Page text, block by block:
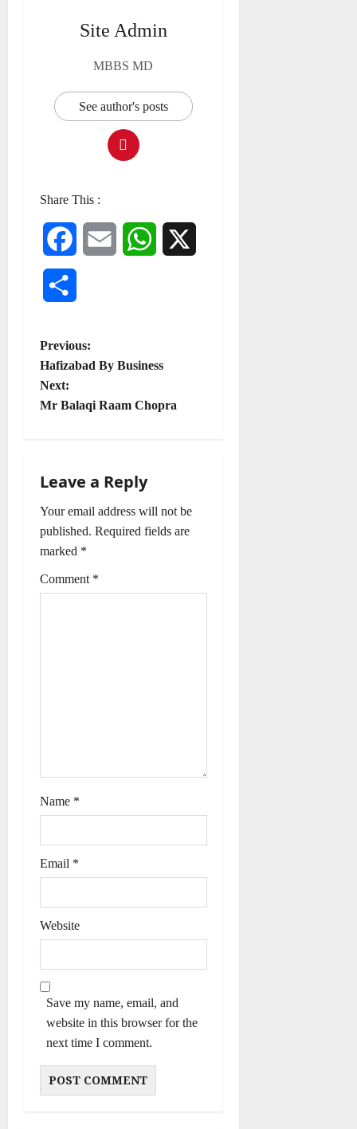
Site Admin
MBBS MD
See author's posts
Share This :
Facebook Email WhatsApp
P
o
s
n
a
v
i
n
Previous:
Hafizabad By Business
Next:
Mr Balaqi Raam Chopra
Leave a Reply
Your email address will not be
published. Required fields are
marked *
Comment *
Name *
Email *
Website
Save my name, email, and
website in this browser for the
next time I comment.